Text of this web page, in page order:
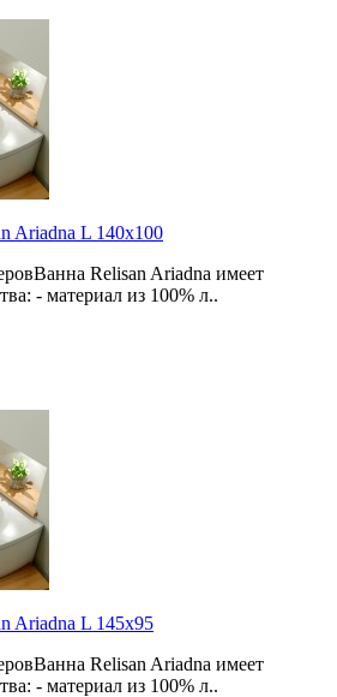
Ariadna L 140x100
Relisan Ariadna имеет
- материал из 100% л..
Ariadna L 145x95
Relisan Ariadna имеет
- материал из 100% л..